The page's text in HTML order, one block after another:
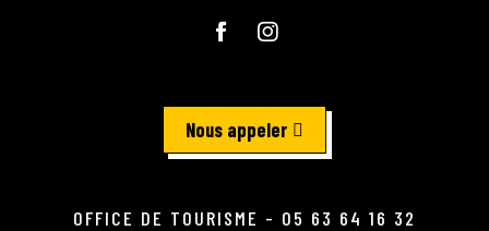
Nous appeler
OFFICE DE TOURISME - 05 63 64 16 32